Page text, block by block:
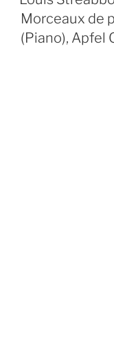
Morceaux de
(Piano), Apfel